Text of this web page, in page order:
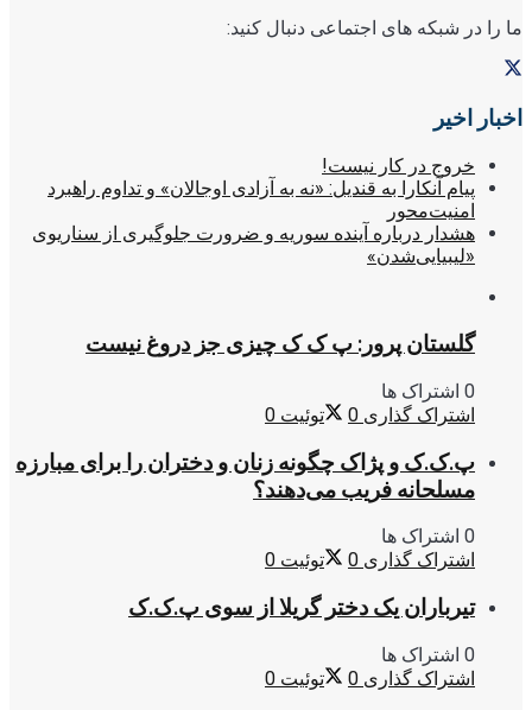
ما را در شبکه های اجتماعی دنبال کنید:
اخبار اخیر
خروج در کار نیست!
پیام آنکارا به قندیل: «نه به آزادی اوجالان» و تداوم راهبرد
امنیت‌محور
هشدار درباره آینده سوریه و ضرورت جلوگیری از سناریوی
«لیبیایی‌شدن»
گلستان پرور: پ ک ک چیزی جز دروغ نیست
0 اشتراک ها
اشتراک گذاری 0 توئیت 0
پ.ک.ک و پژاک چگونه زنان و دختران را برای مبارزه
مسلحانه فریب می‌دهند؟
0 اشتراک ها
اشتراک گذاری 0 توئیت 0
تیرباران یک دختر گریلا از سوی پ.ک.ک
0 اشتراک ها
اشتراک گذاری 0 توئیت 0